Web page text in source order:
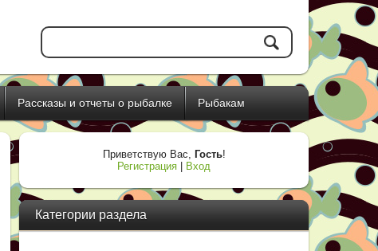
Рассказы и отчеты о рыбалке Рыбакам
Приветствую Вас, Гость!
Регистрация
Вход
Категории раздела